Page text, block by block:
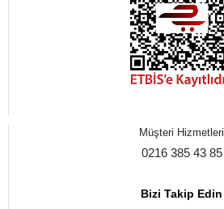
Müşteri Hizmetleri
0216 385 43 85
Bizi Takip Edin